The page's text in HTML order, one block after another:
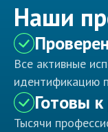
Наши
Все активные
идентификацию
Готовы
Тысячи